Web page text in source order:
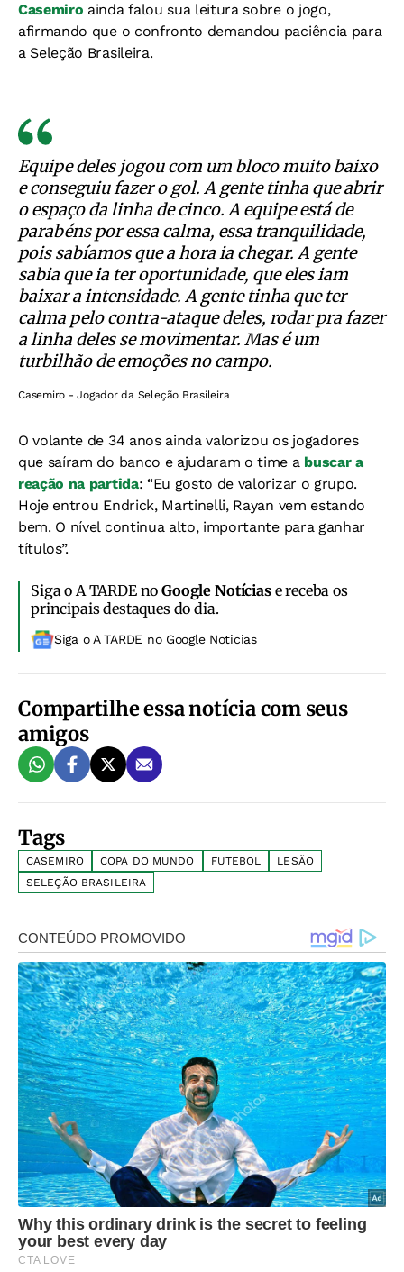
Casemiro ainda falou sua leitura sobre o jogo,
afirmando que o confronto demandou paciência para
a Seleção Brasileira.
Equipe deles jogou com um bloco muito baixo
e conseguiu fazer o gol. A gente tinha que abrir
o espaço da linha de cinco. A equipe está de
parabéns por essa calma, essa tranquilidade,
pois sabíamos que a hora ia chegar. A gente
sabia que ia ter oportunidade, que eles iam
baixar a intensidade. A gente tinha que ter
calma pelo contra-ataque deles, rodar pra fazer
a linha deles se movimentar. Mas é um
turbilhão de emoções no campo.
Casemiro - Jogador da Seleção Brasileira
O volante de 34 anos ainda valorizou os jogadores
que saíram do banco e ajudaram o time a buscar a
reação na partida: “Eu gosto de valorizar o grupo.
Hoje entrou Endrick, Martinelli, Rayan vem estando
bem. O nível continua alto, importante para ganhar
títulos”.
Siga o A TARDE noGoogle Notíciase receba os
principais destaques do dia.
Siga o A TARDE no Google Noticias
Compartilhe essa notícia com seus
amigos
Tags
CASEMIRO COPA DO MUNDO FUTEBOL
LESÃO
SELEÇÃO BRASILEIRA